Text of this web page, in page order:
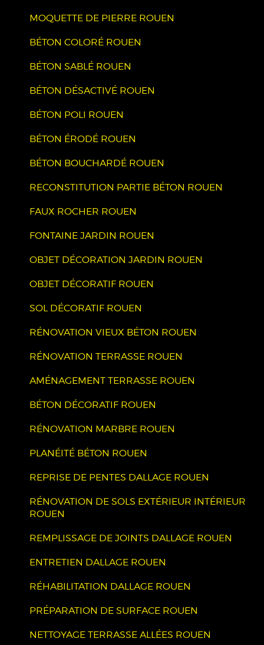
MOQUETTE DE PIERRE ROUEN
BÉTON COLORÉ ROUEN
BÉTON SABLÉ ROUEN
BÉTON DÉSACTIVÉ ROUEN
BÉTON POLI ROUEN
BÉTON ÉRODÉ ROUEN
BÉTON BOUCHARDÉ ROUEN
RECONSTITUTION PARTIE BÉTON ROUEN
FAUX ROCHER ROUEN
FONTAINE JARDIN ROUEN
OBJET DÉCORATION JARDIN ROUEN
OBJET DÉCORATIF ROUEN
SOL DÉCORATIF ROUEN
RÉNOVATION VIEUX BÉTON ROUEN
RÉNOVATION TERRASSE ROUEN
AMÉNAGEMENT TERRASSE ROUEN
BÉTON DÉCORATIF ROUEN
RÉNOVATION MARBRE ROUEN
PLANÉITÉ BÉTON ROUEN
REPRISE DE PENTES DALLAGE ROUEN
RÉNOVATION DE SOLS EXTÉRIEUR INTÉRIEUR
ROUEN
REMPLISSAGE DE JOINTS DALLAGE ROUEN
ENTRETIEN DALLAGE ROUEN
RÉHABILITATION DALLAGE ROUEN
PRÉPARATION DE SURFACE ROUEN
NETTOYAGE TERRASSE ALLÉES ROUEN